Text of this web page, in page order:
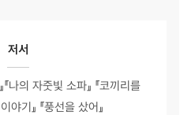
저서
나의 자줏빛 소파』 『코끼리를
야기』 『풍선을 샀어』